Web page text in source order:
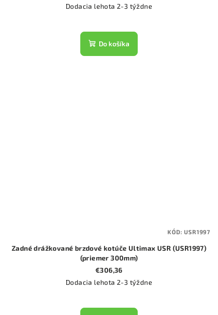
Dodacia lehota 2-3 týždne
Do košíka
Zadné drážkované brzdové kotúče Ultimax USR (USR1997)
(priemer 300mm)
€306,36
Dodacia lehota 2-3 týždne
KÓD:USR1997